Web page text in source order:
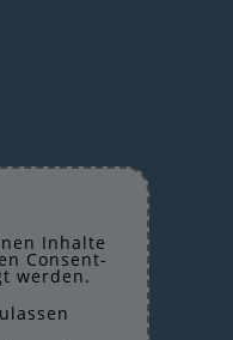
Inhalte
Consent-
werden.